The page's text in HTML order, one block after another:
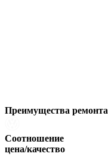
Преимущества ремонта
Соотношение
цена/качество